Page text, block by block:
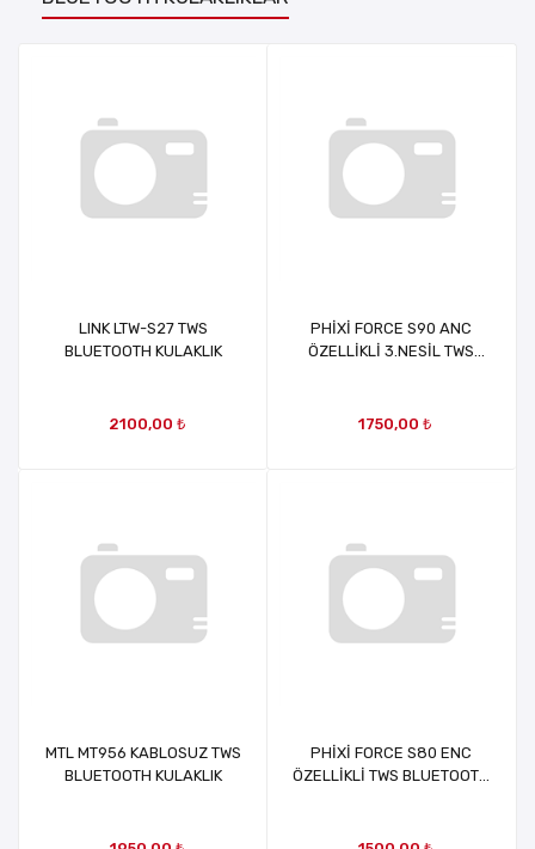
LINK LTW-S27 TWS
BLUETOOTH KULAKLIK
2100,00 ₺
PHİXİ FORCE S90 ANC
ÖZELLİKLİ 3.NESİL TWS
1750,00 ₺
MTL MT956 KABLOSUZ TWS
BLUETOOTH KULAKLIK
PHİXİ FORCE S80 ENC
ÖZELLİKLİ TWS BLUETOOTH